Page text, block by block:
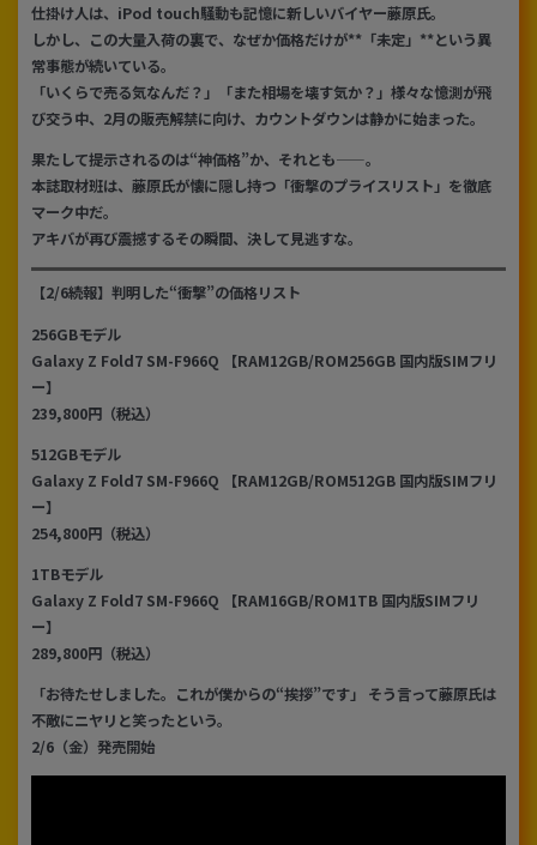
仕掛け人は、iPod touch騒動も記憶に新しいバイヤー藤原氏。
しかし、この大量入荷の裏で、なぜか価格だけが**「未定」**という異
常事態が続いている。
「いくらで売る気なんだ？」「また相場を壊す気か？」様々な憶測が飛
び交う中、2月の販売解禁に向け、カウントダウンは静かに始まった。
果たして提示されるのは“神価格”か、それとも——。
本誌取材班は、藤原氏が懐に隠し持つ「衝撃のプライスリスト」を徹底
マーク中だ。
アキバが再び震撼するその瞬間、決して見逃すな。
【2/6続報】判明した“衝撃”の価格リスト
256GBモデル
Galaxy Z Fold7 SM-F966Q 【RAM12GB/ROM256GB 国内版SIMフリ
ー】
239,800円（税込）
512GBモデル
Galaxy Z Fold7 SM-F966Q 【RAM12GB/ROM512GB 国内版SIMフリ
ー】
254,800円（税込）
1TBモデル
Galaxy Z Fold7 SM-F966Q 【RAM16GB/ROM1TB 国内版SIMフリ
ー】
289,800円（税込）
「お待たせしました。これが僕からの“挨拶”です」 そう言って藤原氏は
不敵にニヤリと笑ったという。
2/6（金）発売開始
価格
円 ～ 円
年
年
ただし機能別のみ「and検索」となります。